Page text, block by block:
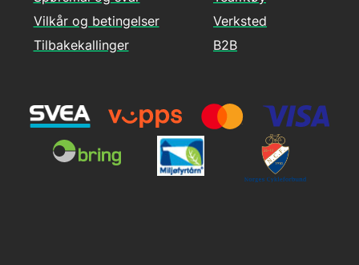
Vilkår og betingelser
Tilbakekallinger
Verksted
B2B